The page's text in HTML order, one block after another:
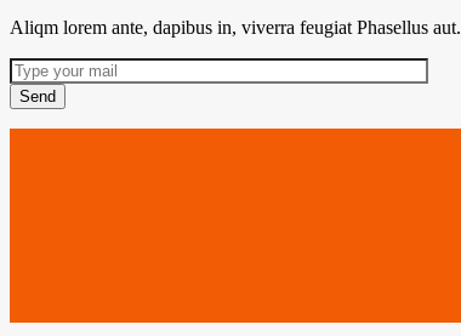
Aliqm lorem ante, dapibus in, viverra feugiat Phasellus aut.
Send